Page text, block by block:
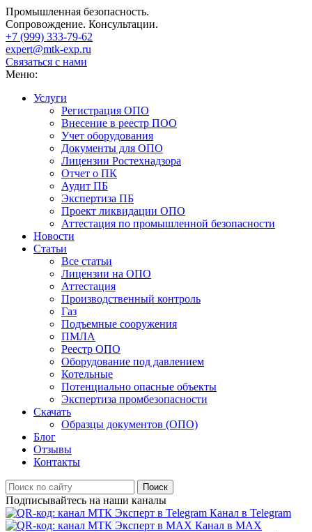
Промышленная безопасность.
Сопровождение. Консультации.
+7 (999) 333-79-62
expert@mtk-exp.ru
Связаться с нами
Меню:
Услуги
Регистрация ОПО
Внесение в реестр ПОО
Учет оборудования
Документы для ОПО
Лицензии Ростехнадзора
Отчет о ПК
Аудит ПБ
Экспертиза ПБ
Проект ликвидации ОПО
Аттестация по промышленной безопасности
Новости
Статьи
Все статьи
Лицензии на ОПО
Аттестация
Производственный контроль
Газ
Подъемные сооружения
ПМЛА
Реестр ОПО
Оборудование под давлением
Котельные
Потенциально опасные объекты
Экспертиза промбезопасности
Скачать
Образцы документов (ОПО)
Блог
Отзывы
Контакты
Поиск
Подписывайтесь на наши каналы
Канал в Telegram
Канал в MAX